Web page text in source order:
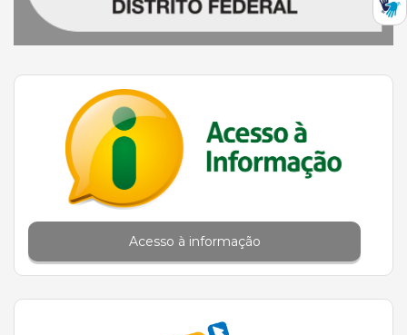
Acesso à informação